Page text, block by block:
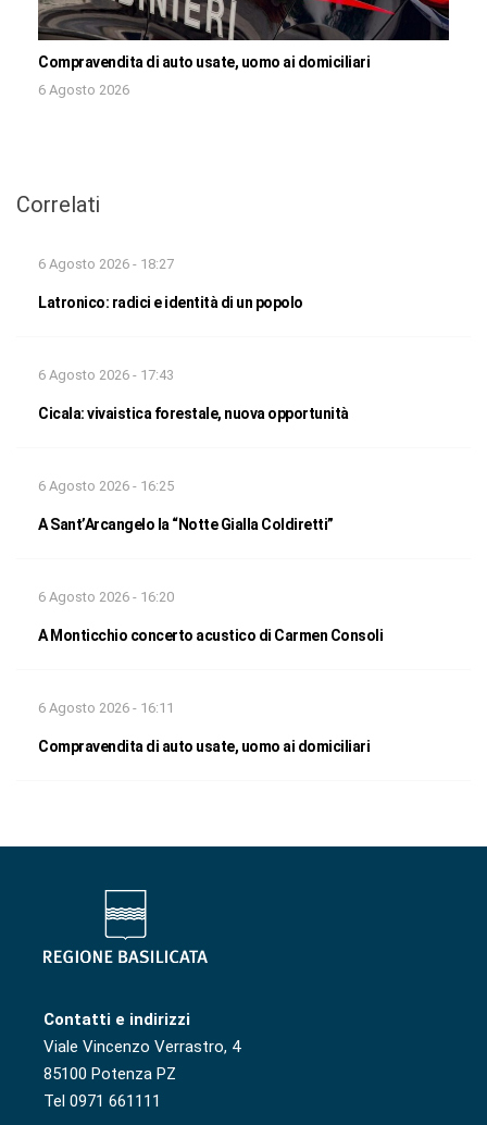
Compravendita di auto usate, uomo ai domiciliari
6 Agosto 2026
Correlati
6 Agosto 2026 - 18:27
Latronico: radici e identità di un popolo
6 Agosto 2026 - 17:43
Cicala: vivaistica forestale, nuova opportunità
6 Agosto 2026 - 16:25
A Sant’Arcangelo la “Notte Gialla Coldiretti”
6 Agosto 2026 - 16:20
A Monticchio concerto acustico di Carmen Consoli
6 Agosto 2026 - 16:11
Compravendita di auto usate, uomo ai domiciliari
Contatti e indirizzi
Viale Vincenzo Verrastro, 4
85100 Potenza PZ
Tel 0971 661111